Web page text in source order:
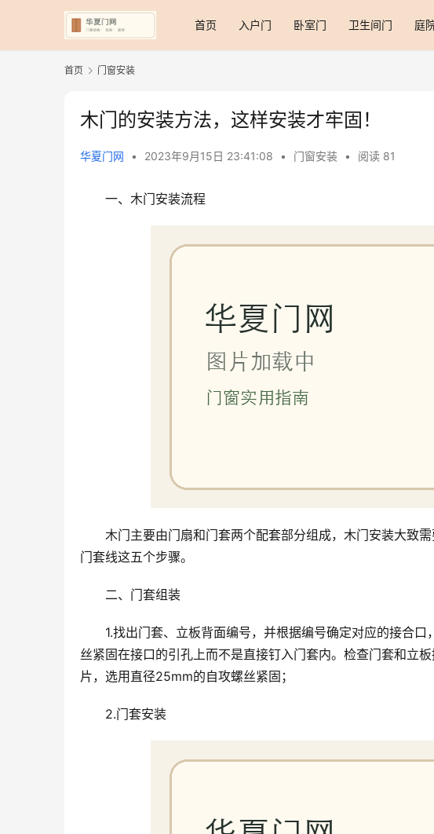
首页 入户门 卧室门 卫生间门 庭
首页 门窗安装
木门的安装方法，这样安装才牢固！
华夏门网 • 2023年9月15日 23:41:08 • 门窗安装 • 阅读 81
一、木门安装流程
木门主要由门扇和门套两个配套部分组成，木门安装大
门套线这五个步骤。
二、门套组装
1.找出门套、立板背面编号，并根据编号确定对应的接合
丝紧固在接口的引孔上而不是直接钉入门套内。检查门套和立
片，选用直径25mm的自攻螺丝紧固；
2.门套安装